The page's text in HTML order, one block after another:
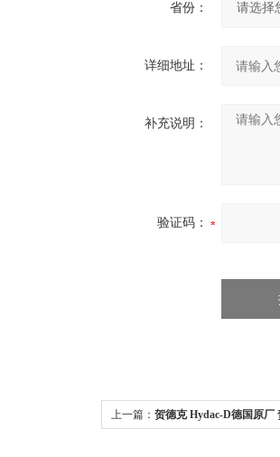
省份：
详细地址：
补充说明：
验证码：
上一篇： 贺德克 Hydac-D德国原厂